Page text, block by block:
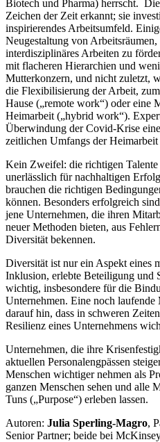
Biotech und Pharma) herrscht.
Zeichen der Zeit erkannt; sie
inspirierendes Arbeitsumfeld.
Neugestaltung von
interdisziplinäres Arbeiten zu
mit flacheren Hierarchien und
Mutterkonzern, und nicht zuletzt,
die Flexibilisierung der Arbeit,
Hause („remote work“) oder eine
Heimarbeit („hybrid work“).
Überwindung der Covid-Krise
zeitlichen Umfangs der
Kein Zweifel: die richtigen
unerlässlich für nachhaltigen
brauchen die richtigen
können. Besonders erfolgreich
jene Unternehmen, die ihren
neuer Methoden bieten, aus
Diversität bekennen.
Diversität ist nur ein Aspekt eines
Inklusion, erlebte Beteiligung und
wichtig, insbesondere für die
Unternehmen. Eine noch
darauf hin, dass in schweren
Resilienz eines Unternehmens
Unternehmen, die ihre
aktuellen Personalengpässen
Menschen wichtiger nehmen als
ganzen Menschen sehen und alle
Tuns („Purpose“) erleben lassen.
Autoren: Julia Sperling-Magro,
Senior Partner; beide bei